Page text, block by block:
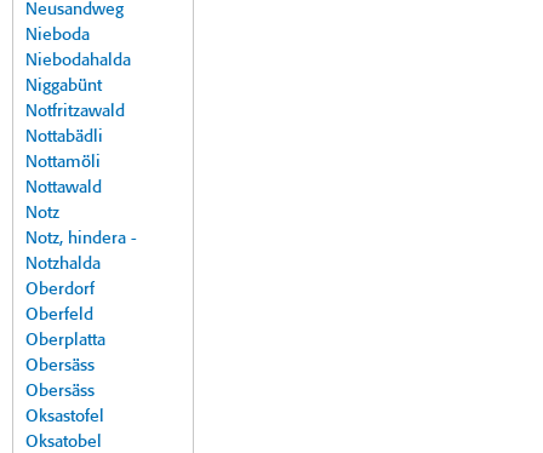
Neusandweg
Nieboda
Niebodahalda
Niggabünt
Notfritzawald
Nottabädli
Nottamöli
Nottawald
Notz
Notz, hindera -
Notzhalda
Oberdorf
Oberfeld
Oberplatta
Obersäss
Obersäss
Oksastofel
Oksatobel